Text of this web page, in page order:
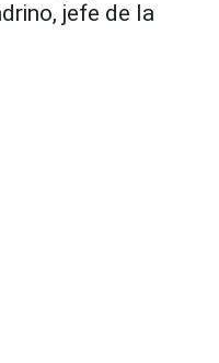
jefe de la